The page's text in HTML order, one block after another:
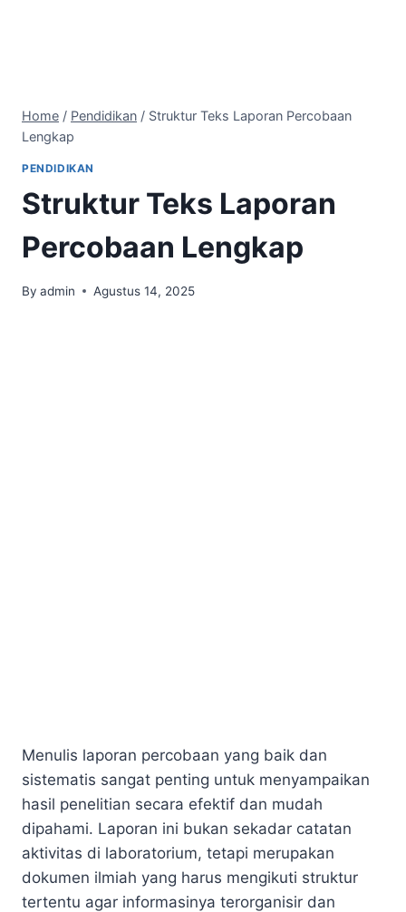
Home / Pendidikan / Struktur Teks Laporan Percobaan
Lengkap
PENDIDIKAN
Struktur Teks Laporan
Percobaan Lengkap
By admin Agustus 14, 2025
Menulis laporan percobaan yang baik dan
sistematis sangat penting untuk menyampaikan
hasil penelitian secara efektif dan mudah
dipahami. Laporan ini bukan sekadar catatan
aktivitas di laboratorium, tetapi merupakan
dokumen ilmiah yang harus mengikuti struktur
tertentu agar informasinya terorganisir dan